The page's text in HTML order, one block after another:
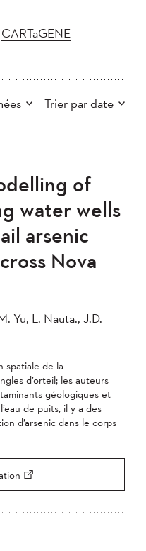
CARTaGENE
Trier par date
2018
2015
2012
2008
Appliquer
of
water wells
arsenic
Nova
Yu, L. Nauta., J.D.
spatiale de la
d’orteil; les auteurs
géologiques et
de puits, il y a des
d’arsenic dans le corps